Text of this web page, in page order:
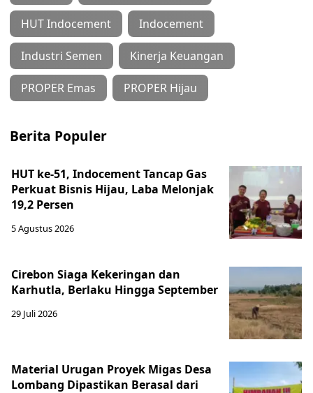
HUT Indocement Indocement
Industri Semen Kinerja Keuangan
PROPER Emas PROPER Hijau
Berita Populer
HUT ke-51, Indocement Tancap Gas
Perkuat Bisnis Hijau, Laba Melonjak
19,2 Persen
5 Agustus 2026
Cirebon Siaga Kekeringan dan
Karhutla, Berlaku Hingga September
29 Juli 2026
Material Urugan Proyek Migas Desa
Lombang Dipastikan Berasal dari